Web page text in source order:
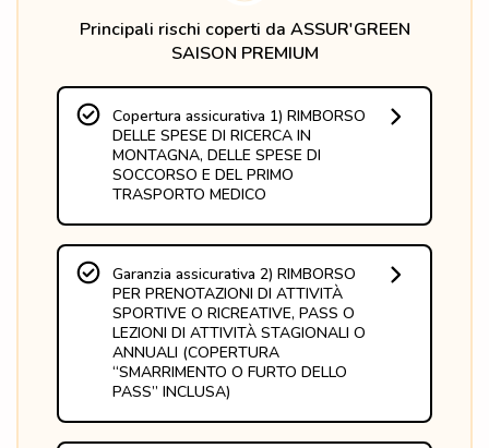
Principali rischi coperti da ASSUR'GREEN
SAISON PREMIUM
Copertura assicurativa 1) RIMBORSO
DELLE SPESE DI RICERCA IN
MONTAGNA, DELLE SPESE DI
SOCCORSO E DEL PRIMO
TRASPORTO MEDICO
Fino a concorrenza delle spese
effettivamente sostenute se l’incidente si
verifica in Francia e fino a un massimo di
15.245 € se l’incidente ha luogo in un
paese confinante.
Questa assicurazione specializzata copre
le spese fatturabili relative alle operazioni
di soccorso e ricerca sul comprensorio
seguito dell’intervento di un servizio di
Garanzia assicurativa 2) RIMBORSO
PER PRENOTAZIONI DI ATTIVITÀ
SPORTIVE O RICREATIVE, PASS O
LEZIONI DI ATTIVITÀ STAGIONALI O
ANNUALI (COPERTURA
“SMARRIMENTO O FURTO DELLO
PASS” INCLUSA)
Se, a seguito di un infortunio o di una